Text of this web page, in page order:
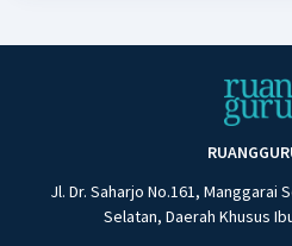
Jl. Dr. Saharjo No.161, Manggarai
Selatan, Daerah Khusus